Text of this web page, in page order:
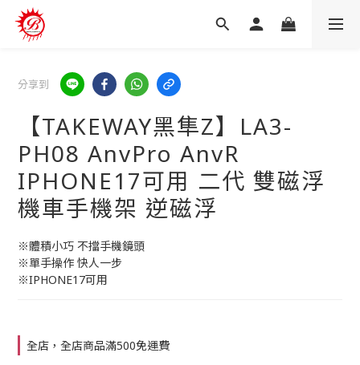
分享到
【TAKEWAY黑隼Z】LA3-
PH08 AnvPro AnvR
IPHONE17可用 二代 雙磁浮
機車手機架 逆磁浮
※體積小巧 不擋手機鏡頭
※單手操作 快人一步
※IPHONE17可用
全店，全店商品滿500免運費